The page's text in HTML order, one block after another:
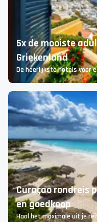
Zorgeloos
Dit moet je weten
5x de mooiste
Griekenland
De heerlijkste hotels voor